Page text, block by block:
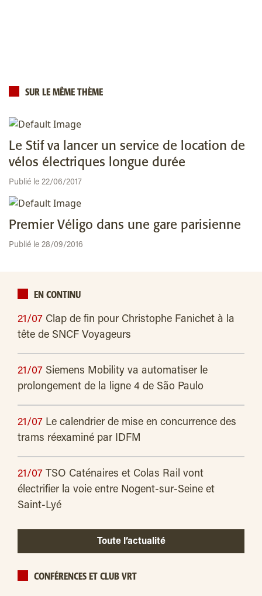
SUR LE MÊME THÈME
Le Stif va lancer un service de location de
vélos électriques longue durée
Publié le 22/06/2017
Premier Véligo dans une gare parisienne
Publié le 28/09/2016
EN CONTINU
21/07 Clap de fin pour Christophe Fanichet à la
tête de SNCF Voyageurs
21/07 Siemens Mobility va automatiser le
prolongement de la ligne 4 de São Paulo
21/07 Le calendrier de mise en concurrence des
trams réexaminé par IDFM
21/07 TSO Caténaires et Colas Rail vont
électrifier la voie entre Nogent-sur-Seine et
Saint-Lyé
Toute l’actualité
CONFÉRENCES ET CLUB VRT